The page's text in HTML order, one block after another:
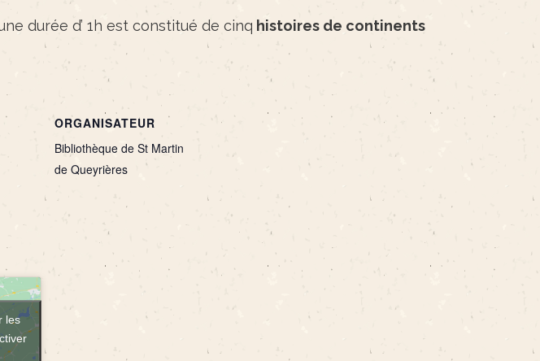
durée d’ 1h est constitué de cinq histoires de continents
ORGANISATEUR
Bibliothèque de St Martin
de Queyrières
les